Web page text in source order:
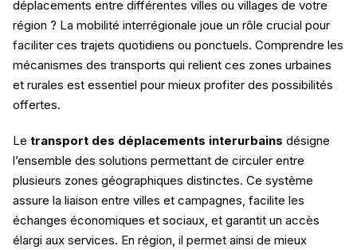
déplacements entre différentes villes ou villages de votre
région ? La mobilité interrégionale joue un rôle crucial pour
faciliter ces trajets quotidiens ou ponctuels. Comprendre les
mécanismes des transports qui relient ces zones urbaines
et rurales est essentiel pour mieux profiter des possibilités
offertes.
Le transport des déplacements interurbains désigne
l’ensemble des solutions permettant de circuler entre
plusieurs zones géographiques distinctes. Ce système
assure la liaison entre villes et campagnes, facilite les
échanges économiques et sociaux, et garantit un accès
élargi aux services. En région, il permet ainsi de mieux